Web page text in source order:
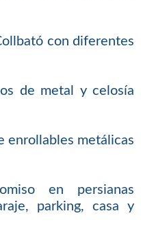
con diferentes
de metal y celosía
enrollables metálicas
en persianas
parking, casa y